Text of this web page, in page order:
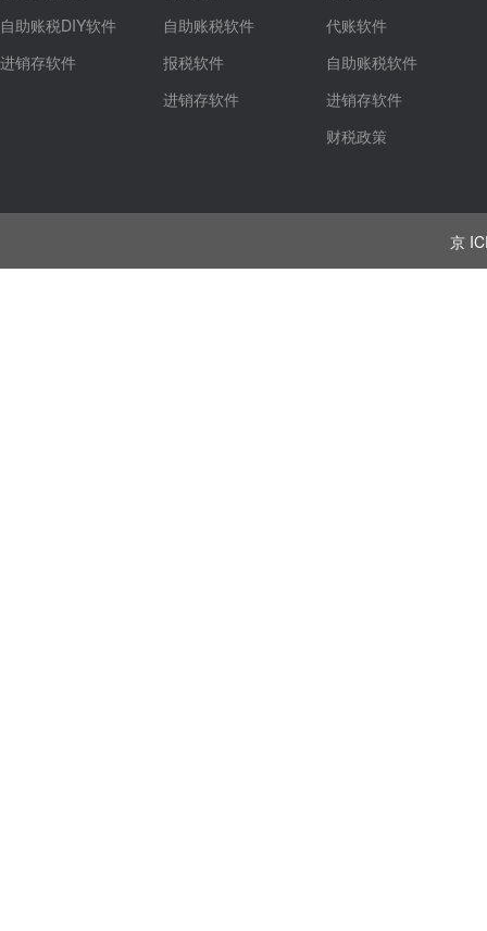
自助账税DIY软件
进销存软件
自助账税软件
报税软件
进销存软件
代账软件
自助账税软件
进销存软件
财税政策
京